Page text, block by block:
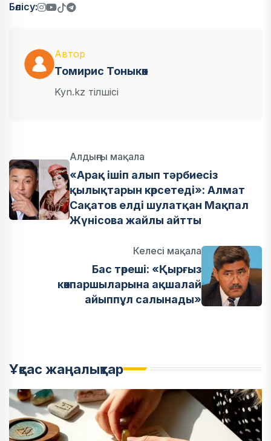
Бөлісу:
Автор
Томирис Тоныкөк
Kyn.kz тілшісі
Алдыңғы мақала
«Арақ ішіп алып тәрбиесіз
қылықтарын көрсетеді»: Алмат
Сақатов елді шулатқан Мақпал
Жүнісова жайлы айтты
Келесі мақала
Бас төреші: «Қырғыз
көкпаршыларына ақшалай
айыппұл салынады»
Ұқсас жаңалықтар